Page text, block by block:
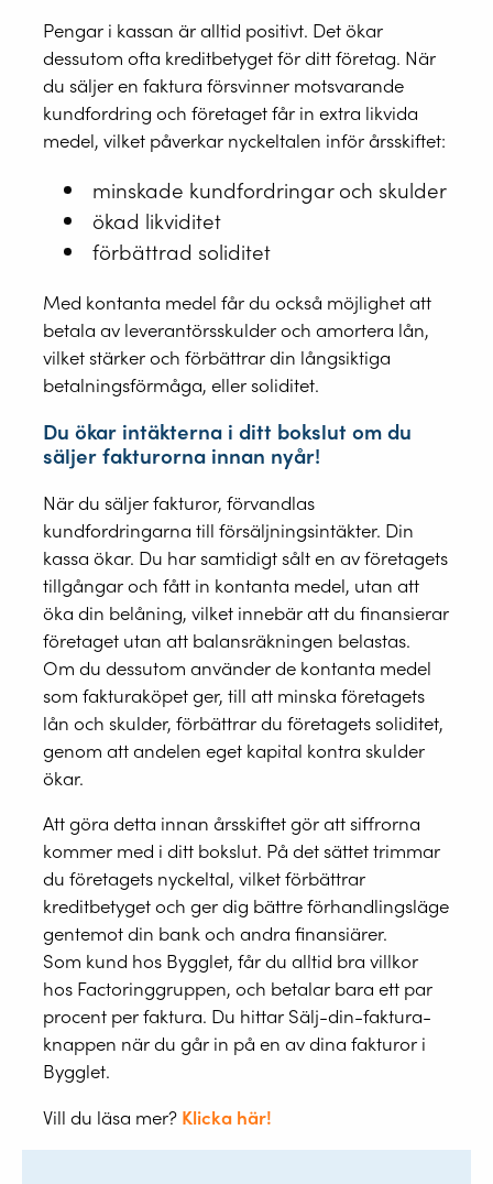
Pengar i kassan är alltid positivt. Det ökar
dessutom ofta kreditbetyget för ditt företag. När
du säljer en faktura försvinner motsvarande
kundfordring och företaget får in extra likvida
medel, vilket påverkar nyckeltalen inför årsskiftet:
minskade kundfordringar och skulder
ökad likviditet
förbättrad soliditet
Med kontanta medel får du också möjlighet att
betala av leverantörsskulder och amortera lån,
vilket stärker och förbättrar din långsiktiga
betalningsförmåga, eller soliditet.
Du ökar intäkterna i ditt bokslut om du
säljer fakturorna innan nyår!
När du säljer fakturor, förvandlas
kundfordringarna till försäljningsintäkter. Din
kassa ökar. Du har samtidigt sålt en av företagets
tillgångar och fått in kontanta medel, utan att
öka din belåning, vilket innebär att du finansierar
företaget utan att balansräkningen belastas.
Om du dessutom använder de kontanta medel
som fakturaköpet ger, till att minska företagets
lån och skulder, förbättrar du företagets soliditet,
genom att andelen eget kapital kontra skulder
ökar.
Att göra detta innan årsskiftet gör att siffrorna
kommer med i ditt bokslut. På det sättet trimmar
du företagets nyckeltal, vilket förbättrar
kreditbetyget och ger dig bättre förhandlingsläge
gentemot din bank och andra finansiärer.
Som kund hos Bygglet, får du alltid bra villkor
hos Factoringgruppen, och betalar bara ett par
procent per faktura. Du hittar Sälj-din-faktura-
knappen när du går in på en av dina fakturor i
Bygglet.
Vill du läsa mer?Klicka här!